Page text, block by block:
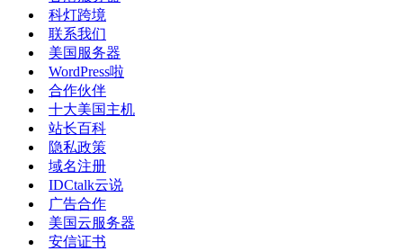
科灯跨境
联系我们
美国服务器
WordPress啦
合作伙伴
十大美国主机
站长百科
隐私政策
域名注册
IDCtalk云说
广告合作
美国云服务器
安信证书